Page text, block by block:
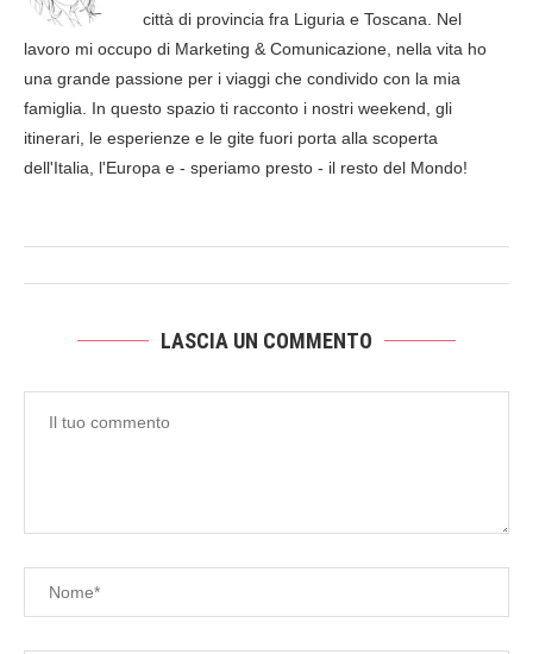
città di provincia fra Liguria e Toscana. Nel
lavoro mi occupo di Marketing & Comunicazione, nella vita ho
una grande passione per i viaggi che condivido con la mia
famiglia. In questo spazio ti racconto i nostri weekend, gli
itinerari, le esperienze e le gite fuori porta alla scoperta
dell'Italia, l'Europa e - speriamo presto - il resto del Mondo!
LASCIA UN COMMENTO